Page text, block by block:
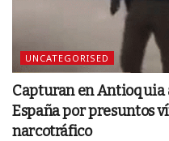
UNCATEGORISED
Capturan en
España por presuntos
narcotráfico